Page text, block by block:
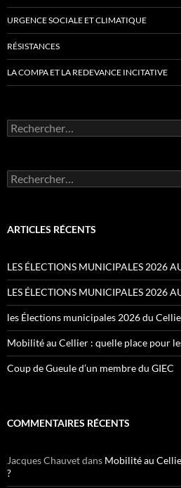
URGENCE SOCIALE ET CLIMATIQUE
RÉSISTANCES
LA COMPA ET LA REDEVANCE INCITATIVE
Rechercher :
Rechercher :
ARTICLES RÉCENTS
LES ÉLECTIONS MUNICIPALES 2026
LES ÉLECTIONS MUNICIPALES 2026
les Élections municipales 2026 du
Mobilité au Cellier : quelle place pour
Coup de Gueule d’un membre du GIEC
COMMENTAIRES RÉCENTS
Jacques Chauvetdans Mobilité au
?